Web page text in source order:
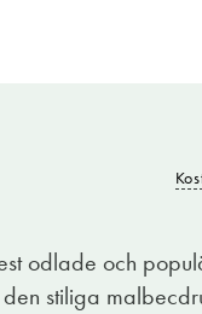
odlade och
stiliga
där några av
och intensivt